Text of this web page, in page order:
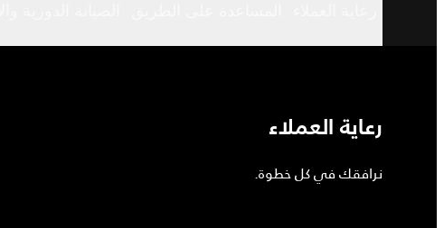
رعاية العملاء
نرافقك في كل خطوة.